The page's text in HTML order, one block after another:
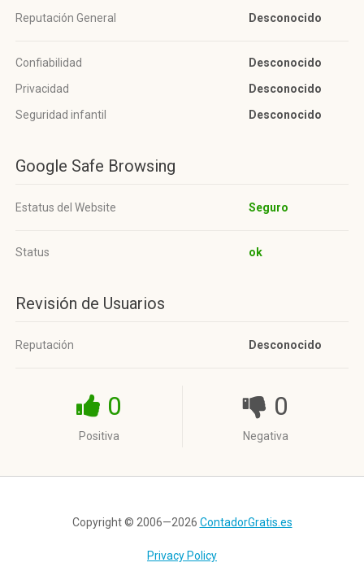
Reputación General Desconocido
Confiabilidad
Desconocido
Privacidad
Desconocido
Seguridad infantil
Desconocido
Google Safe Browsing
Estatus del Website Seguro
Status ok
Revisión de Usuarios
Reputación Desconocido
0
Positiva
0
Negativa
Copyright © 2006—2026 ContadorGratis.es
Privacy Policy